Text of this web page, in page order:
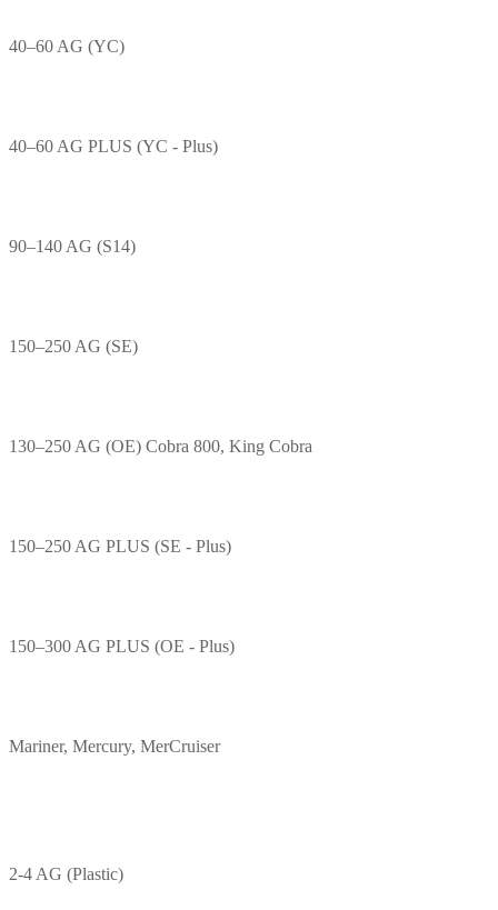
40–60 AG (YC)
40–60 AG PLUS (YC - Plus)
90–140 AG (S14)
150–250 AG (SE)
130–250 AG (OE) Cobra 800, King Cobra
150–250 AG PLUS (SE - Plus)
150–300 AG PLUS (OE - Plus)
Mariner, Mercury, MerCruiser
2-4 AG (Plastic)